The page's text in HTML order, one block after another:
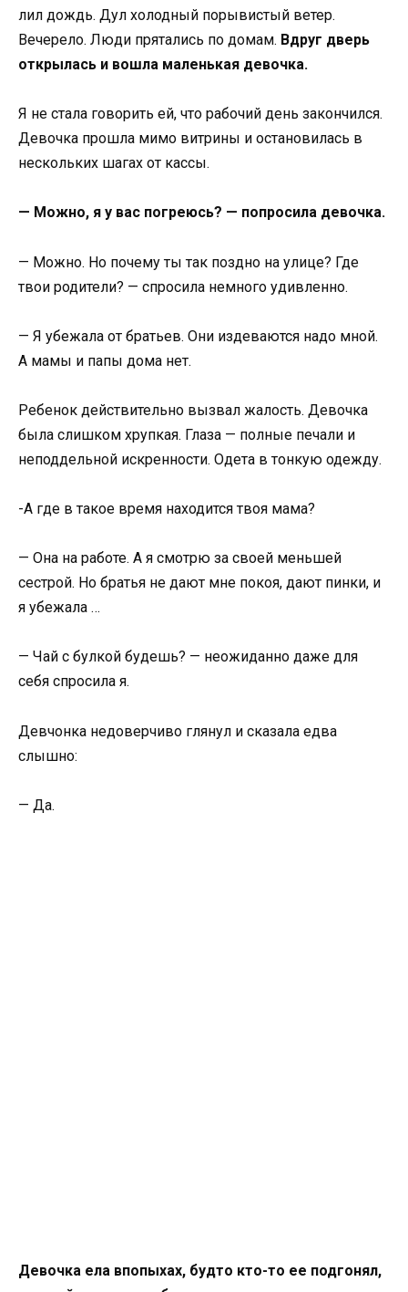
лил дождь. Дул холодный порывистый ветер.
Вечерело. Люди прятались по домам. Вдруг дверь
открылась и вошла маленькая девочка.
Я не стала говорить ей, что рабочий день закончился.
Девочка прошла мимо витрины и остановилась в
нескольких шагах от кассы.
— Можно, я у вас погреюсь? — попросила девочка.
— Можно. Но почему ты так поздно на улице? Где
твои родители? — спросила немного удивленно.
— Я убежала от братьев. Они издеваются надо мной.
А мамы и папы дома нет.
Ребенок действительно вызвал жалость. Девочка
была слишком хрупкая. Глаза — полные печали и
неподдельной искренности. Одета в тонкую одежду.
-А где в такое время находится твоя мама?
— Она на работе. А я смотрю за своей меньшей
сестрой. Но братья не дают мне покоя, дают пинки, и
я убежала …
— Чай с булкой будешь? — неожиданно даже для
себя спросила я.
Девчонка недоверчиво глянул и сказала едва
слышно:
— Да.
Девочка ела впопыхах, будто кто-то ее подгонял,